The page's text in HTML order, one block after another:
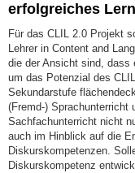
erfolgreiches
Für das CLIL 2.0 Projekt
Lehrer in Content and
die der Ansicht sind, dass
um das Potenzial des
Sekundarstufe
(Fremd-) Sprachunterricht
Sachfachunterricht nicht
auch im Hinblick auf die
Diskurskompetenzen.
Diskurskompetenz